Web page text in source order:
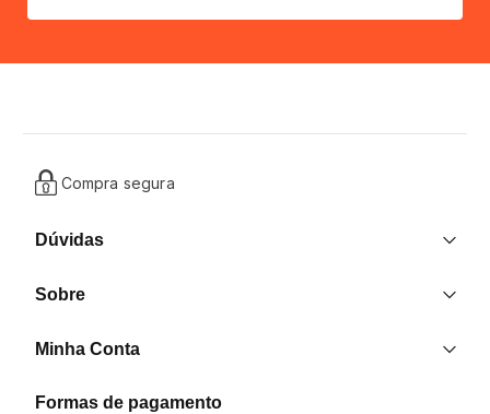
Compra segura
Dúvidas
Contato
Sobre
Formas de pagamento
Minha Conta
Formas de pagamento